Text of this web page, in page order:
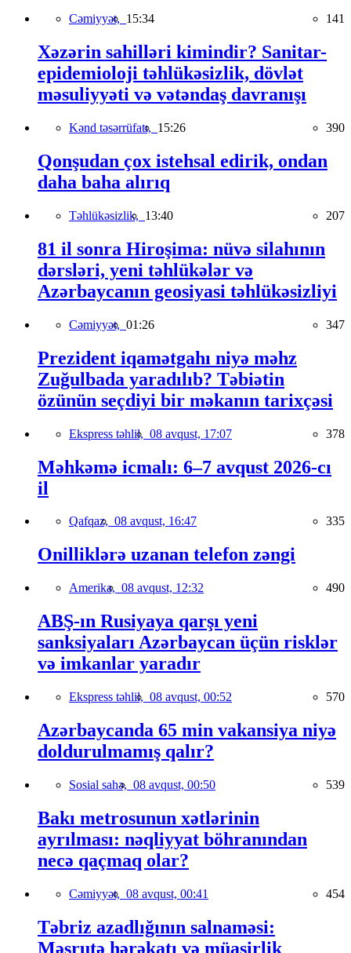
Cəmiyyət, 15:34 141
Xəzərin sahilləri kimindir? Sanitar-
epidemioloji təhlükəsizlik, dövlət
məsuliyyəti və vətəndaş davranışı
Kənd təsərrüfatı, 15:26 390
Qonşudan çox istehsal edirik, ondan
daha baha alırıq
Təhlükəsizlik, 13:40 207
81 il sonra Hiroşima: nüvə silahının
dərsləri, yeni təhlükələr və
Azərbaycanın geosiyasi təhlükəsizliyi
Cəmiyyət, 01:26 347
Prezident iqamətgahı niyə məhz
Zuğulbada yaradılıb? Təbiətin
özünün seçdiyi bir məkanın tarixçəsi
Ekspress təhlil, 08 avqust, 17:07 378
Məhkəmə icmalı: 6–7 avqust 2026-cı
il
Qafqaz, 08 avqust, 16:47 335
Onilliklərə uzanan telefon zəngi
Amerika, 08 avqust, 12:32 490
ABŞ-ın Rusiyaya qarşı yeni
sanksiyaları Azərbaycan üçün risklər
və imkanlar yaradır
Ekspress təhlil, 08 avqust, 00:52 570
Azərbaycanda 65 min vakansiya niyə
doldurulmamış qalır?
Sosial sahə, 08 avqust, 00:50 539
Bakı metrosunun xətlərinin
ayrılması: nəqliyyat böhranından
necə qaçmaq olar?
Cəmiyyət, 08 avqust, 00:41 454
Təbriz azadlığının salnaməsi:
Məşrutə hərəkatı və müasirlik